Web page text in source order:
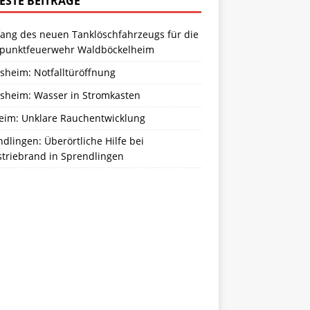
des neuen Tanklöschfahrzeugs für die
Waldböckelheim
Notfalltüröffnung
Wasser in Stromkasten
Unklare Rauchentwicklung
Überörtliche Hilfe bei
in Sprendlingen